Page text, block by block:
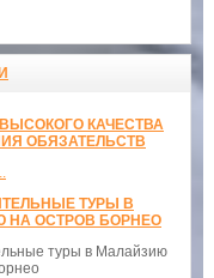
КАЧЕСТВА
ОБЯЗАТЕЛЬСТВ
ТУРЫ В
НА ОСТРОВ БОРНЕО
туры в Малайзию